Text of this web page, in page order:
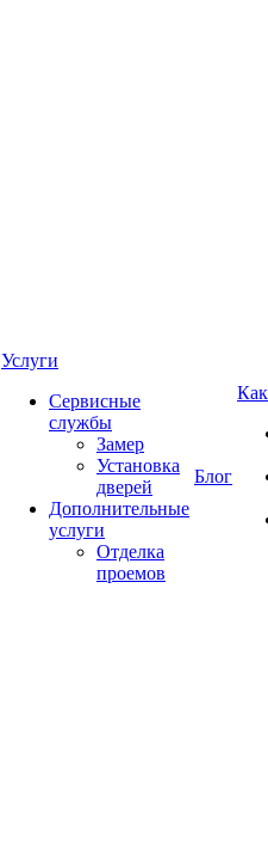
Услуги
Сервисные
службы
Замер
Установка
дверей
Дополнительные
услуги
Отделка
проемов
Блог